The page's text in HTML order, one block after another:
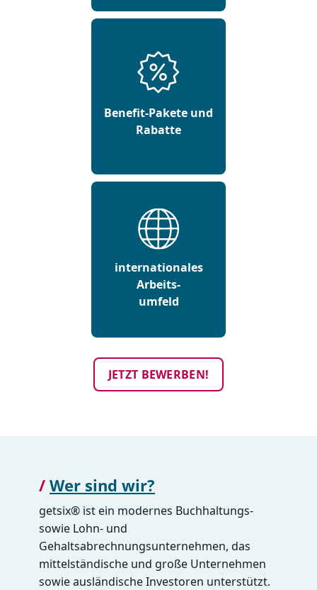
Benefit-Pakete und
Rabatte
internationales
Arbeits-
umfeld
JETZT BEWERBEN!
/ Wer sind wir?
getsix® ist ein modernes Buchhaltungs-
sowie Lohn- und
Gehaltsabrechnungsunternehmen, das
mittelständische und große Unternehmen
sowie ausländische Investoren unterstützt.